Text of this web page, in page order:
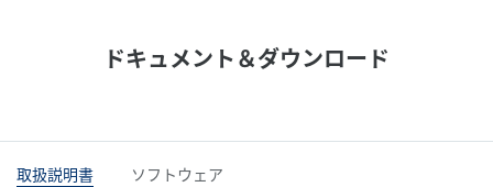
ドキュメント＆ダウンロード
取扱説明書 ソフトウェア